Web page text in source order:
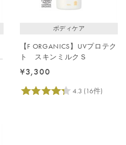
ボディケア
【F ORGANICS】UVプロテク
ト スキンミルクＳ
¥3,300